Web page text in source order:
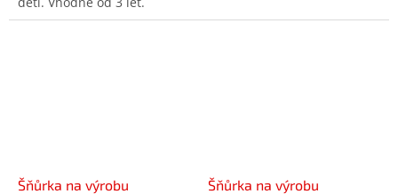
Šňůrka na výrobu
Šňůrka na výrobu